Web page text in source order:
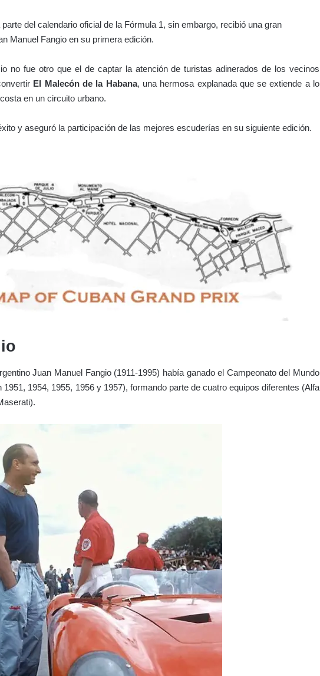
del calendario oficial de la Fórmula 1, sin embargo, recibió una gran
Manuel Fangio en su primera edición.
no fue otro que el de captar la atención de turistas adinerados de los vecinos
El Malecón de la Habana, una hermosa explanada que se extiende a lo
en un circuito urbano.
y aseguró la participación de las mejores escuderías en su siguiente edición.
Juan Manuel Fangio (1911-1995) había ganado el Campeonato del Mundo
1954, 1955, 1956 y 1957), formando parte de cuatro equipos diferentes (Alfa